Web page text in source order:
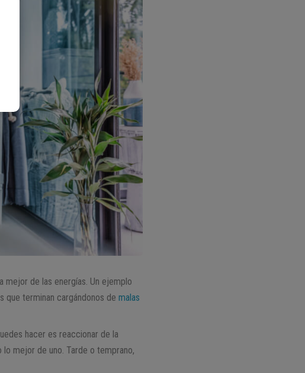
mejor de las energías. Un ejemplo
que terminan cargándonos demalas
hacer es reaccionar de la
mejor de uno. Tarde o temprano,